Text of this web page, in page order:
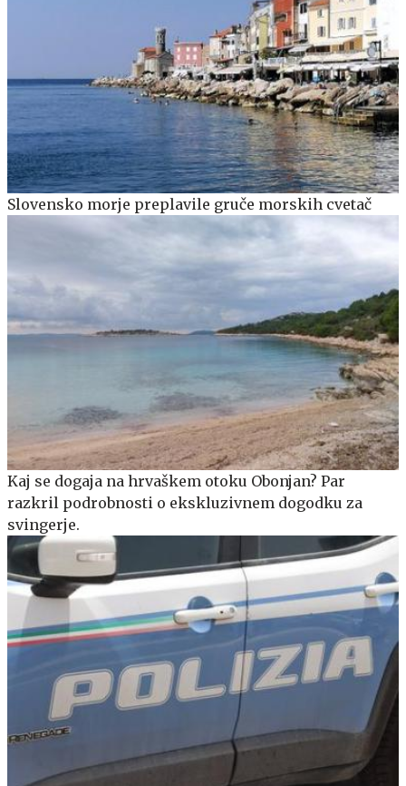
Slovensko morje preplavile gruče morskih cvetač
Kaj se dogaja na hrvaškem otoku Obonjan? Par
razkril podrobnosti o ekskluzivnem dogodku za
svingerje.